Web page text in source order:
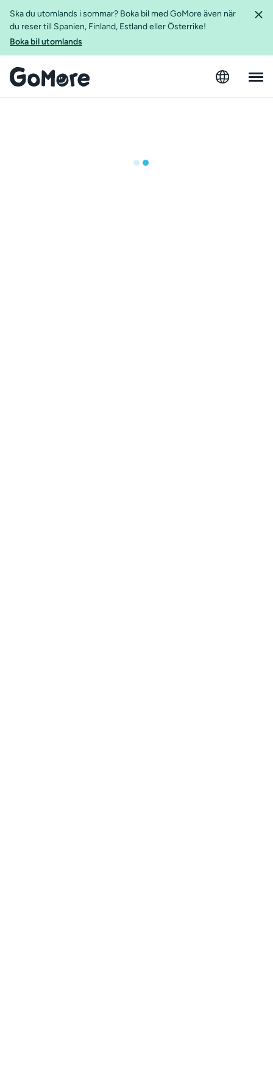
Ska du utomlands i sommar? Boka bil med GoMore även när
du reser till Spanien, Finland, Estland eller Österrike!
Boka bil utomlands